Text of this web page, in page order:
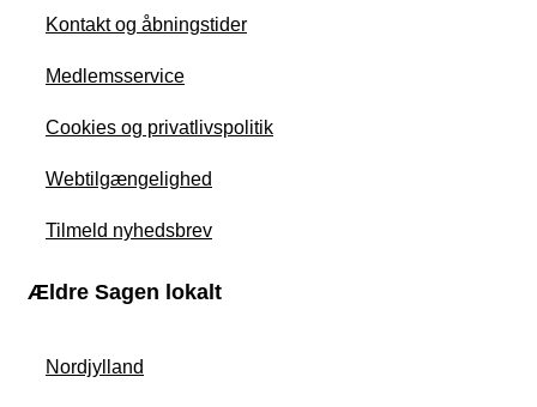
Kontakt og åbningstider
Medlemsservice
Cookies og privatlivspolitik
Webtilgængelighed
Tilmeld nyhedsbrev
Ældre Sagen lokalt
Nordjylland